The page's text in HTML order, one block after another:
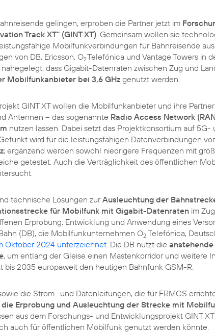
gelingen, erproben die Partner jetzt im
Track XT“ (GINT XT). Gemeinsam wollen sie
Mobilfunkverbindungen für Bahnreisende
von DB, Ericsson, O2Telefónica und Vantage Towers in
dass Gigabit-Datenraten zwischen Zug und
Mobilfunkanbieter bei 3,6 GHz genutzt werden.
GINT XT wollen die Mobilfunkanbieter und ihre
Antennen – das sogenannte Radio Access Network
nutzen lassen. Dabei setzt das Projektkonsortium auf 5G-
wird für die leistungsfähigen Datenverbindungen
; ergänzend werden sowohl niedrigere Frequenzen mit
getestet. Auch die Verträglichkeit des öffentlichen
technische Lösungen zurAusleuchtung der
für Mobilfunk mit Gigabit-Datenraten im
Erprobung, Entwicklung und Anwendung eines
(DB), die Mobilfunkunternehmen O2 Telefónica,
Oktober 2024 unterzeichnet. Die DB nutzt die anstehende
, um entlang der Gleise einen Mastenkorridor und weitere
bis 2035 europaweit den heutigen Bahnfunk GSM-R.
die Strom- und Datenleitungen, die für FRMCS
Erprobung und Ausleuchtung der Strecke mit
aus dem Forschungs- und Entwicklungsprojekt GINT
auch für öffentlichen Mobilfunk genutzt werden könnte.